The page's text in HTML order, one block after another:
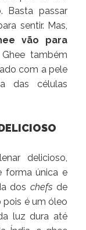
Basta passar
sentir. Mas,
vão para
também
com a pele
das células
delicioso,
forma única e
doschefsde
pois é um óleo
luz dura até